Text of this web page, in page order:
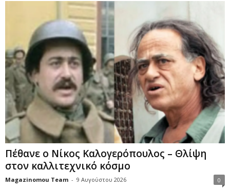
Πέθανε ο Νίκος Καλογερόπουλος – Θλίψη
στον καλλιτεχνικό κόσμο
Magazinomou Team - 9 Αυγούστου 2026 0